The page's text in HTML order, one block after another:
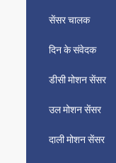
सेंसर चालक
दिन के संवेदक
डीसी मोशन सेंसर
उल मोशन सेंसर
दाली मोशन सेंसर